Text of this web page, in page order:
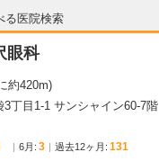
る医院検索
眼科
約420m)
丁目1-1 サンシャイン60-7階
6月 : 3 過去12ヶ月: 131